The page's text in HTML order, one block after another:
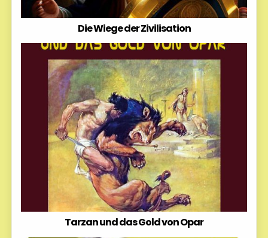
Die Wiege der Zivilisation
Tarzan und das Gold von Opar